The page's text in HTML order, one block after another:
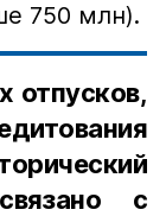
750 млн).
отпусков,
с